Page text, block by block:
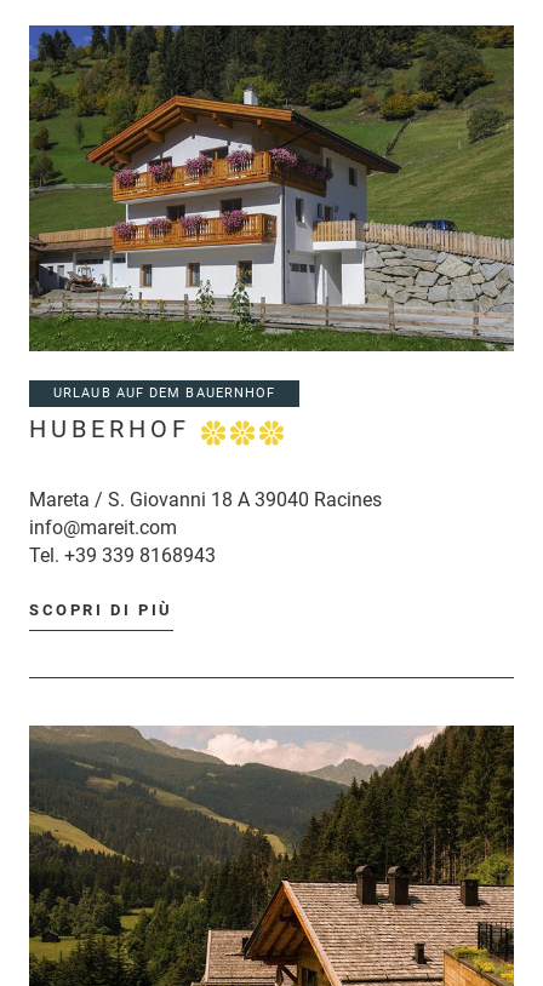
URLAUB AUF DEM BAUERNHOF
HUBERHOF
Mareta / S. Giovanni 18 A 39040 Racines
info@mareit.com
Tel. +39 339 8168943
SCOPRI DI PIÙ